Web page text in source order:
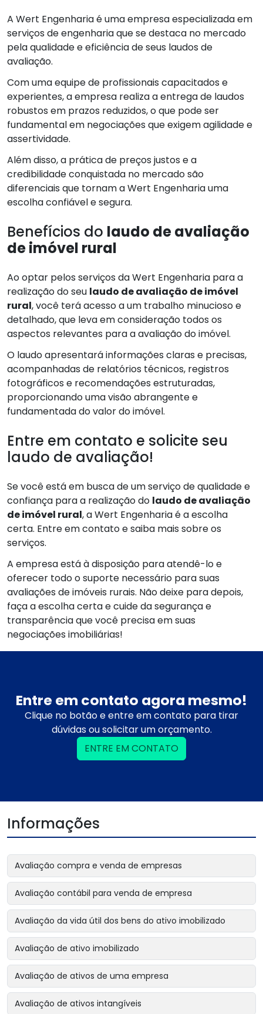
A Wert Engenharia é uma empresa especializada em
serviços de engenharia que se destaca no mercado
pela qualidade e eficiência de seus laudos de
avaliação.
Com uma equipe de profissionais capacitados e
experientes, a empresa realiza a entrega de laudos
robustos em prazos reduzidos, o que pode ser
fundamental em negociações que exigem agilidade e
assertividade.
Além disso, a prática de preços justos e a
credibilidade conquistada no mercado são
diferenciais que tornam a Wert Engenharia uma
escolha confiável e segura.
Benefícios do laudo de avaliação
de imóvel rural
Ao optar pelos serviços da Wert Engenharia para a
realização do seu laudo de avaliação de imóvel
rural, você terá acesso a um trabalho minucioso e
detalhado, que leva em consideração todos os
aspectos relevantes para a avaliação do imóvel.
O laudo apresentará informações claras e precisas,
acompanhadas de relatórios técnicos, registros
fotográficos e recomendações estruturadas,
proporcionando uma visão abrangente e
fundamentada do valor do imóvel.
Entre em contato e solicite seu
laudo de avaliação!
Se você está em busca de um serviço de qualidade e
confiança para a realização do laudo de avaliação
de imóvel rural, a Wert Engenharia é a escolha
certa. Entre em contato e saiba mais sobre os
serviços.
A empresa está à disposição para atendê-lo e
oferecer todo o suporte necessário para suas
avaliações de imóveis rurais. Não deixe para depois,
faça a escolha certa e cuide da segurança e
transparência que você precisa em suas
negociações imobiliárias!
Entre em contato agora mesmo!
Clique no botão e entre em contato para tirar
dúvidas ou solicitar um orçamento.
ENTRE EM CONTATO
Informações
Avaliação compra e venda de empresas
Avaliação contábil para venda de empresa
Avaliação da vida útil dos bens do ativo imobilizado
Avaliação de ativo imobilizado
Avaliação de ativos de uma empresa
Avaliação de ativos intangíveis